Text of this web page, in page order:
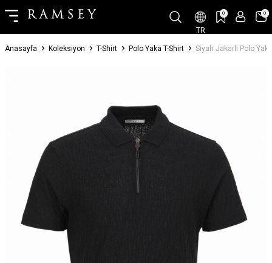
TR
0 0
Anasayfa Koleksiyon T-Shirt Polo Yaka T-Shirt Siyah Jakarlı Polo